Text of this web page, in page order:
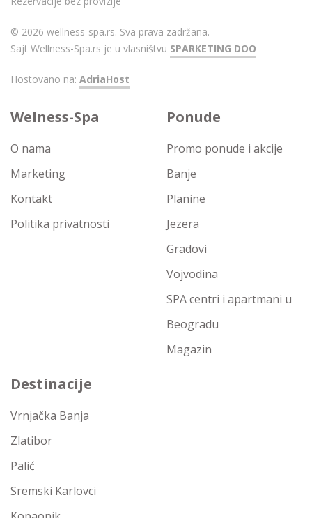
© 2026 wellness-spa.rs. Sva prava zadržana.
Sajt Wellness-Spa.rs je u vlasništvu SPARKETING DOO
Hostovano na: AdriaHost
Welness-Spa
O nama
Marketing
Kontakt
Politika privatnosti
Ponude
Promo ponude i akcije
Banje
Planine
Jezera
Gradovi
Vojvodina
SPA centri i apartmani u
Beogradu
Magazin
Destinacije
Vrnjačka Banja
Zlatibor
Palić
Sremski Karlovci